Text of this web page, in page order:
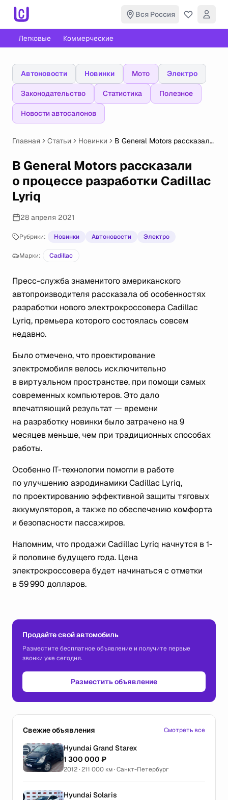
Вся Россия
Легковые Коммерческие
Автоновости Новинки Мото Электро
Законодательство Статистика Полезное
Новости автосалонов
Главная Статьи Новинки
В General Motors рассказали
Cadillac Lyriq
В General Motors рассказали
о процессе разработки Cadillac
Lyriq
28 апреля 2021
Рубрики: Новинки Автоновости Электро
Марки: Cadillac
Пресс-служба знаменитого американского
автопроизводителя рассказала об особенностях
разработки нового электрокроссовера Cadillac
Lyriq, премьера которого состоялась совсем
недавно.
Было отмечено, что проектирование
электромобиля велось исключительно
в виртуальном пространстве, при помощи самых
современных компьютеров. Это дало
впечатляющий результат — времени
на разработку новинки было затрачено на 9
месяцев меньше, чем при традиционных способах
работы.
Особенно IT-технологии помогли в работе
по улучшению аэродинамики Cadillac Lyriq,
по проектированию эффективной защиты тяговых
аккумуляторов, а также по обеспечению комфорта
и безопасности пассажиров.
Напомним, что продажи Cadillac Lyriq начнутся в 1-
й половине будущего года. Цена
электрокроссовера будет начинаться с отметки
в 59 990 долларов.
Продайте свой автомобиль
Разместите бесплатное объявление и получите первые
звонки уже сегодня.
Разместить объявление
Свежие объявления Смотреть все
Hyundai Grand Starex
1 300 000 ₽
2012 · 211 000 км · Санкт-Петербург
Hyundai Solaris